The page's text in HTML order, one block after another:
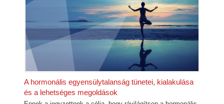
A hormonális egyensúlytalanság tünetei, kialakulása
és a lehetséges megoldások